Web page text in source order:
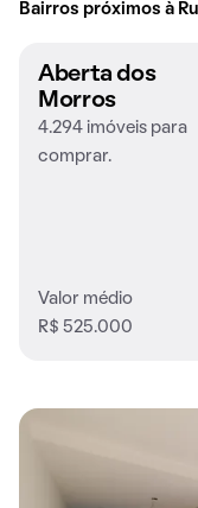
Bairros próximos à
Aberta dos
Morros
4.294 imóveis para
comprar.
Valor médio
R$ 525.000